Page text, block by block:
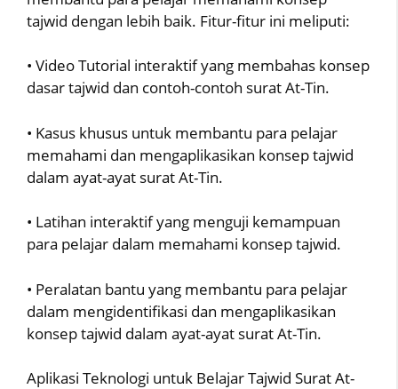
tajwid dengan lebih baik. Fitur-fitur ini meliputi:
• Video Tutorial interaktif yang membahas konsep
dasar tajwid dan contoh-contoh surat At-Tin.
• Kasus khusus untuk membantu para pelajar
memahami dan mengaplikasikan konsep tajwid
dalam ayat-ayat surat At-Tin.
• Latihan interaktif yang menguji kemampuan
para pelajar dalam memahami konsep tajwid.
• Peralatan bantu yang membantu para pelajar
dalam mengidentifikasi dan mengaplikasikan
konsep tajwid dalam ayat-ayat surat At-Tin.
Aplikasi Teknologi untuk Belajar Tajwid Surat At-